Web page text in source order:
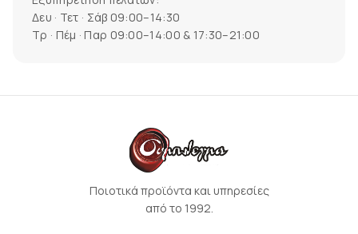
Δευ · Τετ · Σάβ 09:00–14:30
Τρ · Πέμ · Παρ 09:00–14:00 & 17:30–21:00
Ποιοτικά προϊόντα και υπηρεσίες
από το 1992.